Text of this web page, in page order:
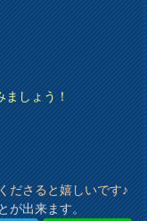
ましょう！
ださると嬉しいです♪
が出来ます。